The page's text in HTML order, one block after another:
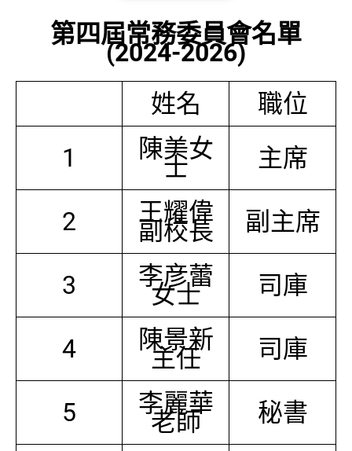
第四屆常務委員會名單
(2024-2026)
姓名
職位
1
陳美女
士 主席
2 王耀偉
副校長 副主席
3 李彦蕾
女士 司庫
4 陳景新
主任 司庫
5 李麗華
老師 秘書